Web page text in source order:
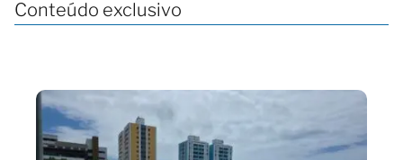
Conteúdo exclusivo